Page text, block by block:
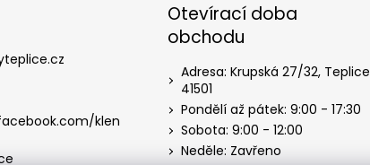
klen
Otevírací doba
obchodu
Adresa: Krupská 27/32, Teplice
41501
Pondělí až pátek: 9:00 - 17:30
Sobota: 9:00 - 12:00
Neděle: Zavřeno